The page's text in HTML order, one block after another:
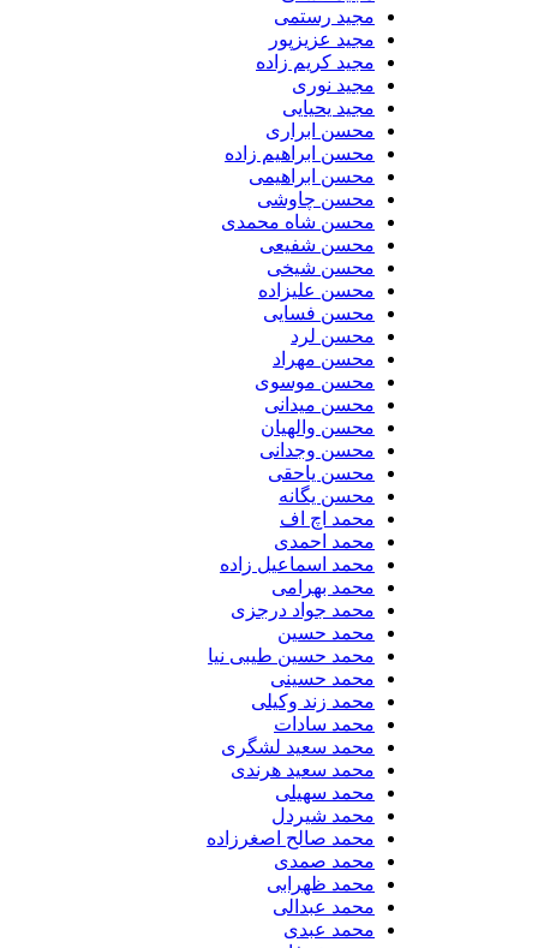
مجید رستمی
مجید عزیزپور
مجید کریم زاده
مجید نوری
مجید یحیایی
محسن ابراری
محسن ابراهیم زاده
محسن ابراهیمی
محسن چاوشی
محسن شاه محمدی
محسن شفیعی
محسن شیخی
محسن علیزاده
محسن فسایی
محسن لرد
محسن مهراد
محسن موسوی
محسن میدانی
محسن والهیان
محسن وجدانی
محسن یاحقی
محسن یگانه
محمد اچ اف
محمد احمدی
محمد اسماعیل زاده
محمد بهرامی
محمد جواد درجزی
محمد حسین
محمد حسین طیبی نیا
محمد حسینی
محمد زند وکیلی
محمد سادات
محمد سعید لشگری
محمد سعید هرندی
محمد سهیلی
​محمد شیردل
محمد صالح اصغرزاده
محمد صمدی
محمد ظهرابی
محمد عبدالی
محمد عبدی